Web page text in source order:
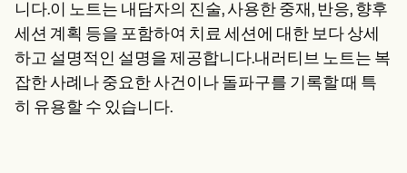
니다.이 노트는 내담자의 진술, 사용한 중재, 반응, 향후
세션 계획 등을 포함하여 치료 세션에 대한 보다 상세
하고 설명적인 설명을 제공합니다.내러티브 노트는 복
잡한 사례나 중요한 사건이나 돌파구를 기록할 때 특
히 유용할 수 있습니다.